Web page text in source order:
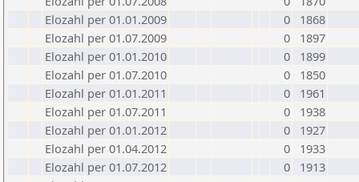
Elozahl per 01.01.2009
0
1868
Elozahl per 01.07.2009
0
1897
Elozahl per 01.01.2010
0
1899
Elozahl per 01.07.2010
0
1850
Elozahl per 01.01.2011
0
1961
Elozahl per 01.07.2011
0
1938
Elozahl per 01.01.2012
0
1927
Elozahl per 01.04.2012
0
1933
Elozahl per 01.07.2012
0
1913